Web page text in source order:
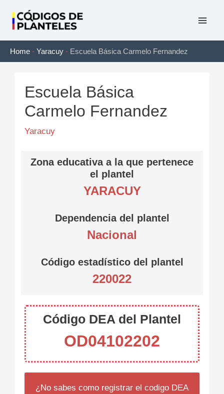
contenido
Home - Yaracuy - Escuela Básica Carmelo Fernandez
Escuela Básica
Carmelo Fernandez
Yaracuy
Zona educativa a la que pertenece
el plantel
YARACUY
Dependencia del plantel
Nacional
Código estadístico del plantel
220022
Código DEA del Plantel
OD04102202
¿No sabes como registrar el codigo DEA